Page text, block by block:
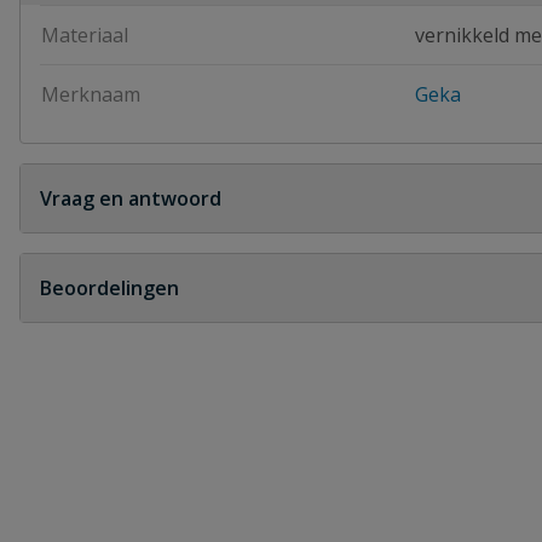
Materiaal vernikkeld
Merknaam Geka
Vraag en antwoord
Geen vragen
Beoordelingen